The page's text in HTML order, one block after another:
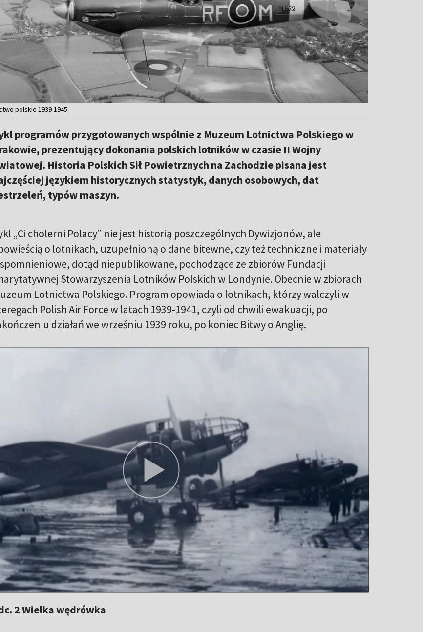
polskie 1939-1945
programów przygotowanych wspólnie z Muzeum Lotnictwa Polskiego w
prezentujący dokonania polskich lotników w czasie II Wojny
Historia Polskich Sił Powietrznych na Zachodzie pisana jest
językiem historycznych statystyk, danych osobowych, dat
typów maszyn.
„Ci cholerni Polacy” nie jest historią poszczególnych Dywizjonów, ale
o lotnikach, uzupełnioną o dane bitewne, czy też techniczne i materiały
dotąd niepublikowane, pochodzące ze zbiorów Fundacji
Stowarzyszenia Lotników Polskich w Londynie. Obecnie w zbiorach
Lotnictwa Polskiego. Program opowiada o lotnikach, którzy walczyli w
Polish Air Force w latach 1939-1941, czyli od chwili ewakuacji, po
działań we wrześniu 1939 roku, po koniec Bitwy o Anglię.
2 Wielka wędrówka